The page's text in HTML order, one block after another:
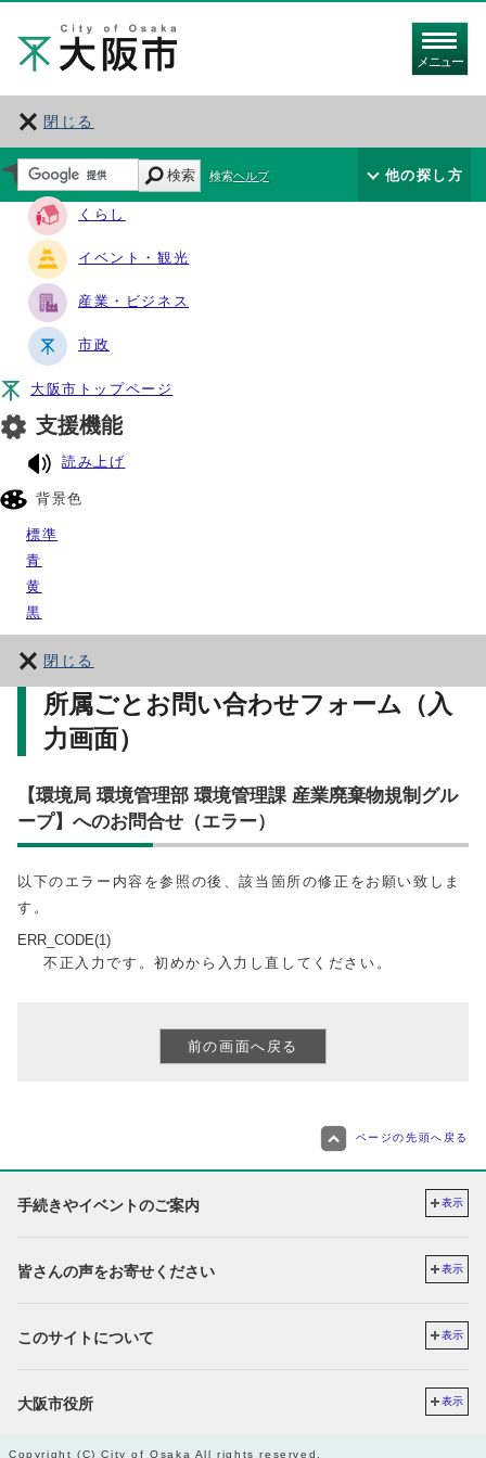
メニュー
閉じる
サイト・ナビ
くらし
イベント・観光
産業・ビジネス
市政
大阪市トップページ
支援機能
読み上げ
背景色
標準
青
黄
黒
閉じる
検索 検索ヘルプ 他の探し方
所属ごとお問い合わせフォーム（入
力画面）
【環境局 環境管理部 環境管理課 産業廃棄物規制グル
ープ】へのお問合せ（エラー）
以下のエラー内容を参照の後、該当箇所の修正をお願い致しま
す。
ERR_CODE(1)
不正入力です。初めから入力し直してください。
ページの先頭へ戻る
手続きやイベントのご案内 表示
皆さんの声をお寄せください 表示
このサイトについて 表示
大阪市役所 表示
Copyright (C) City of Osaka All rights reserved.